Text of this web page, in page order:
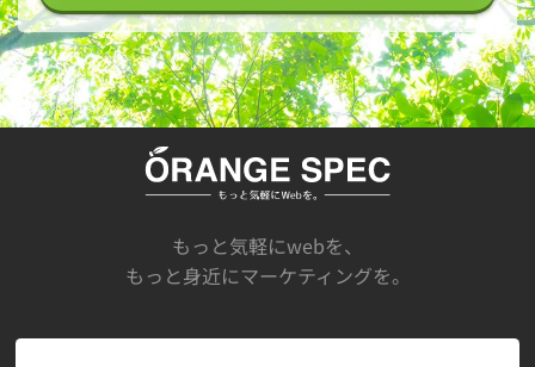
もっと気軽にwebを、
もっと身近にマーケティングを。